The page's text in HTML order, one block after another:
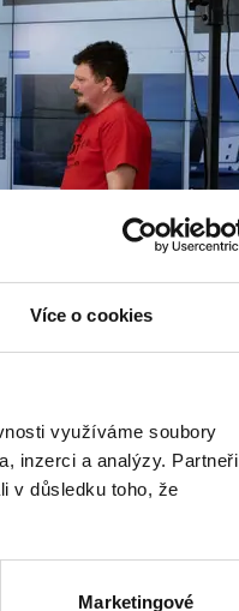
Více o cookies
využíváme soubory
inzerci a analýzy. Partneři
v důsledku toho, že
Marketingové